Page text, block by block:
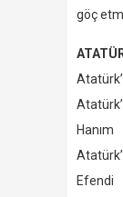
göç
Hanım
Efendi